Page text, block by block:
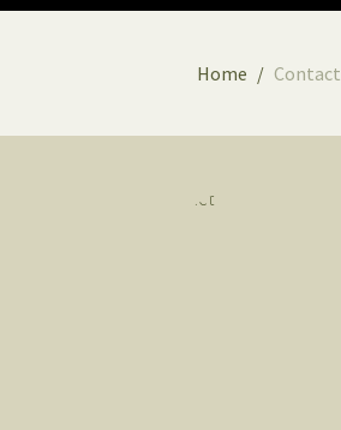
Home Contact